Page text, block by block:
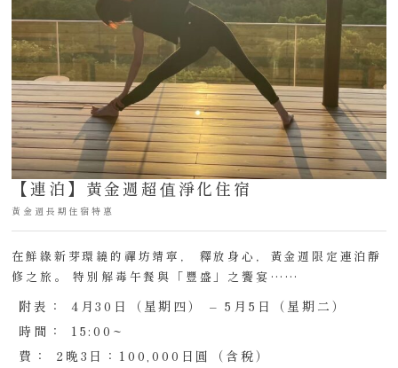
【連泊】黃金週超值淨化住宿
黃金週長期住宿特惠
在鮮綠新芽環繞的禪坊靖寧， 釋放身心，黃金週限定連泊靜
修之旅。 特別解毒午餐與「豐盛」之饗宴……
附表：
4月30日（星期四） – 5月5日（星期二）
時間：
15:00~
費：
2晚3日：100,000日圓（含稅）